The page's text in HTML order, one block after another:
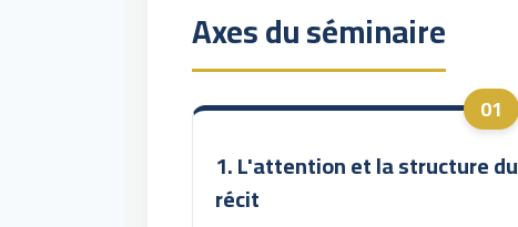
Axes du séminaire
1. L'attention et la structure du
récit